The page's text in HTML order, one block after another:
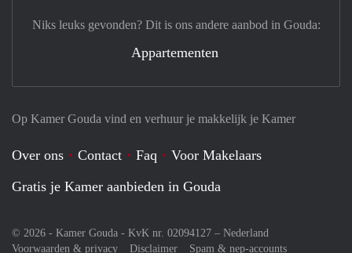
Op Kamer Gouda vind en verhuur je makkelijk je Kamer
Over ons Contact Faq
Voor Makelaars
Gratis je Kamer aanbieden in Gouda
© 2026 - Kamer Gouda - KvK nr. 02094127 – Nederland
Voorwaarden & privacy
Disclaimer Spam & nep-accounts
Niks leuks gevonden? Dit is ons andere aanbod in Gouda:
Appartementen